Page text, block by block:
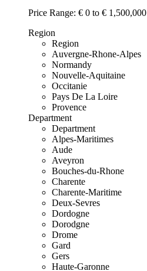
Price Range: € 0 to € 1,500,000
Region
Region
Auvergne-Rhone-Alpes
Normandy
Nouvelle-Aquitaine
Occitanie
Pays De La Loire
Provence
Department
Department
Alpes-Maritimes
Aude
Aveyron
Bouches-du-Rhone
Charente
Charente-Maritime
Deux-Sevres
Dordogne
Dorodgne
Drome
Gard
Gers
Haute-Garonne